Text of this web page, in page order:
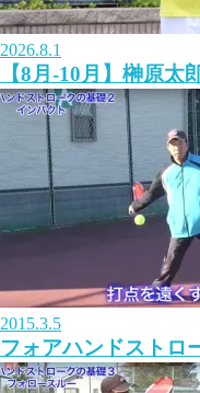
2026.8.1
【8月-10月】榊原
2015.3.5
フォアハンドスト